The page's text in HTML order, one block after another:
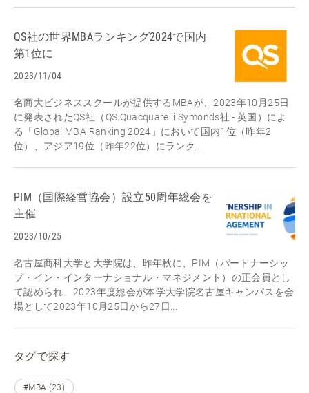
QS社の世界MBAランキング2024で国内
第1位に
2023/11/04
名商大ビジネススクールが提供するMBAが、2023年10月25日
に発表されたQS社（QS:Quacquarelli Symonds社 - 英国）によ
る「Global MBA Ranking 2024」において国内1位（昨年2
位）、アジア19位（昨年22位）にランク...
PIM（国際経営協会）設立50周年総会を
主催
2023/10/25
名古屋商科大学と大学院は、昨年秋に、PIM（パートナーシッ
プ・イン・インターナショナル・マネジメント）の正会員とし
て認められ、2023年度総会が本学大学院名古屋キャンパスを会
場として2023年10月25日から27日...
タグで探す
#MBA (23)